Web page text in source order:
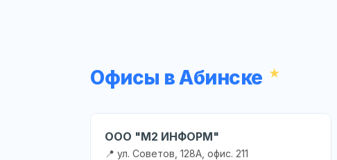
Офисы в Абинске
ООО "М2 ИНФОРМ"
📍 ул. Советов, 128А, офис. 211